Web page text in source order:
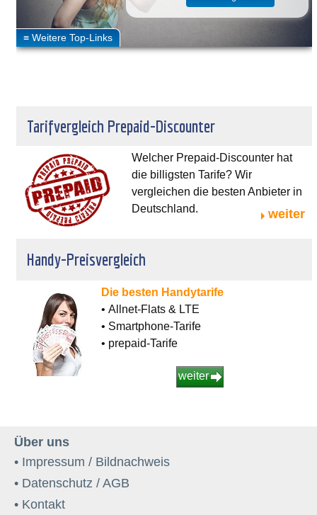
Tarifvergleich Prepaid-Discounter
Welcher Prepaid-Discounter hat
die billigsten Tarife? Wir
vergleichen die besten Anbieter in
Deutschland.
weiter
Handy-Preisvergleich
Die besten Handytarife
• Allnet-Flats & LTE
• Smartphone-Tarife
• prepaid-Tarife
weiter
Über uns
• Impressum / Bildnachweis
• Datenschutz / AGB
• Kontakt